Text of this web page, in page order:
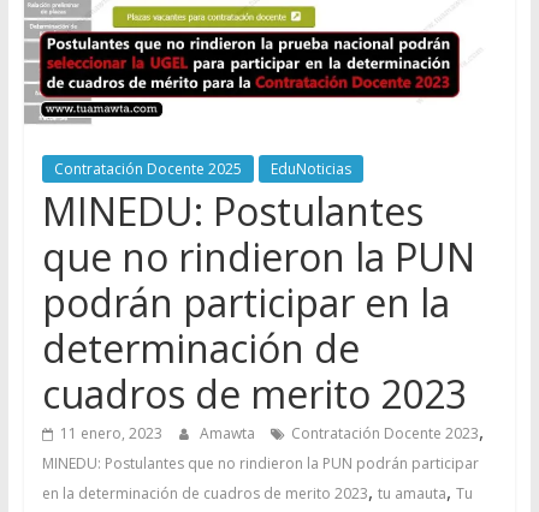
Contratación Docente 2025 EduNoticias
MINEDU: Postulantes
que no rindieron la PUN
podrán participar en la
determinación de
cuadros de merito 2023
11 enero, 2023 Amawta Contratación Docente 2023,
MINEDU: Postulantes que no rindieron la PUN podrán participar
en la determinación de cuadros de merito 2023, tu amauta, Tu